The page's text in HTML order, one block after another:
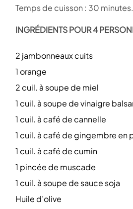
Temps de cuisson : 30 minutes.
INGRÉDIENTS POUR 4
2 jambonneaux cuits
1 orange
2 cuil. à soupe de miel
1 cuil. à soupe de vinaigre
1 cuil. à café de cannelle
1 cuil. à café de gingembre en
1 cuil. à café de cumin
1 pincée de muscade
1 cuil. à soupe de sauce soja
Huile d’olive